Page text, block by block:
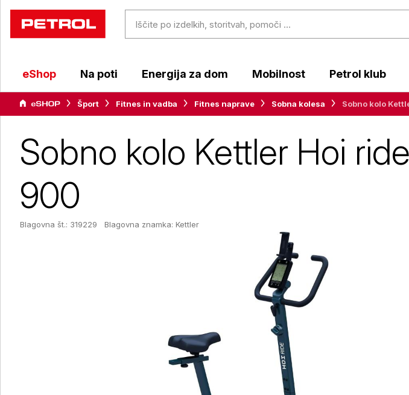
eShop Na poti Energija za dom Mobilnost Petrol klub
Šport Fitnes in vadba Fitnes naprave Sobna kolesa Sobno kolo
Sobno kolo Kettler Hoi
900
Blagovna št.: 319229 Blagovna znamka: Kettler